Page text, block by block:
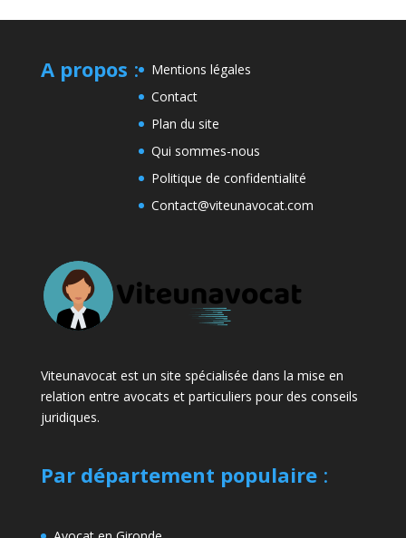
A propos :
Mentions légales
Contact
Plan du site
Qui sommes-nous
Politique de confidentialité
Contact@viteunavocat.com
Viteunavocat est un site spécialisée dans la mise en
relation entre avocats et particuliers pour des conseils
juridiques.
Par département populaire: